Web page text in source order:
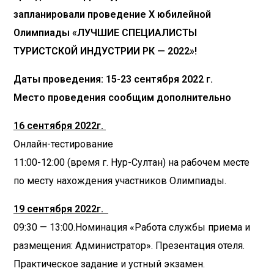
запланировали проведение Х юбилейной
Олимпиады «ЛУЧШИЕ СПЕЦИАЛИСТЫ
ТУРИСТСКОЙ ИНДУСТРИИ РК — 2022»!
Даты проведения: 15-23 сентября 2022 г.
Место проведения сообщим дополнительно
16 сентября 2022г.
Онлайн-тестирование
11:00-12:00 (время г. Нур-Султан) на рабочем месте
по месту нахождения участников Олимпиады.
19 сентября 2022г.
09:30 — 13:00.Номинация «Работа службы приема и
размещения: Администратор». Презентация отеля.
Практическое задание и устный экзамен.